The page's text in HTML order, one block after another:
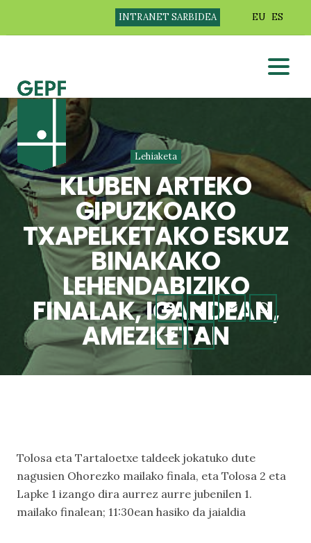
INTRANET SARBIDEA EU ES
Lehiaketa
KLUBEN ARTEKO
GIPUZKOAKO
TXAPELKETAKO ESKUZ
BINAKAKO
LEHENDABIZIKO
FINALAK, IGANDEAN,
AMEZKETAN
Tolosa eta Tartaloetxe taldeek jokatuko dute
nagusien Ohorezko mailako finala, eta Tolosa 2 eta
Lapke 1 izango dira aurrez aurre jubenilen 1.
mailako finalean; 11:30ean hasiko da jaialdia